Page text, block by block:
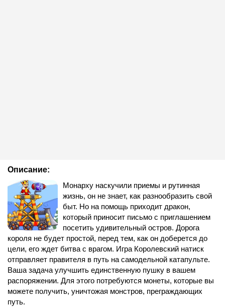
Описание:
Монарху наскучили приемы и рутинная
жизнь, он не знает, как разнообразить свой
быт. Но на помощь приходит дракон,
который приносит письмо с приглашением
посетить удивительный остров. Дорога
короля не будет простой, перед тем, как он доберется до
цели, его ждет битва с врагом. Игра Королевский натиск
отправляет правителя в путь на самодельной катапульте.
Ваша задача улучшить единственную пушку в вашем
распоряжении. Для этого потребуются монеты, которые вы
можете получить, уничтожая монстров, преграждающих
путь.